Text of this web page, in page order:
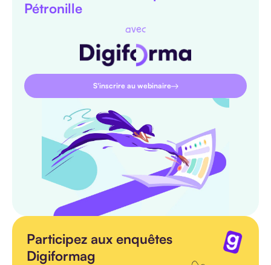
Pétronille
avec
S'inscrire au webinaire
Participez aux enquêtes
Digiformag